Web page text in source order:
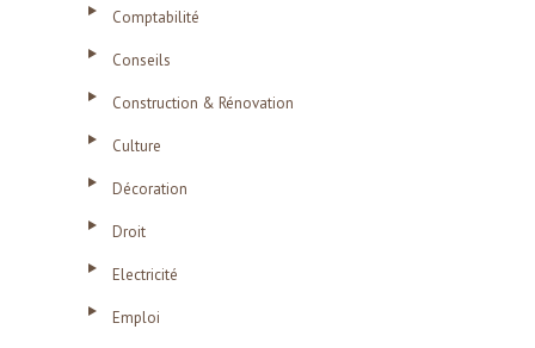
Comptabilité
Conseils
Construction & Rénovation
Culture
Décoration
Droit
Electricité
Emploi